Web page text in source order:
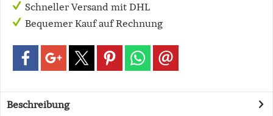
Schneller Versand mit DHL
Bequemer Kauf auf Rechnung
Beschreibung